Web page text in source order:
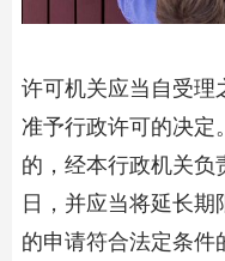
许可机关应当自受
准予行政许可的决定
的，经本行政机关
日，并应当将延长期
的申请符合法定条